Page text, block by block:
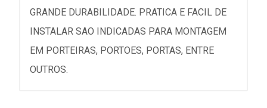
GRANDE DURABILIDADE. PRATICA E FACIL DE
INSTALAR SAO INDICADAS PARA MONTAGEM
EM PORTEIRAS, PORTOES, PORTAS, ENTRE
OUTROS.